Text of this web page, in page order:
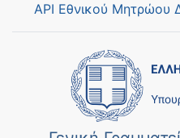
API Εθνικού Μητρώου